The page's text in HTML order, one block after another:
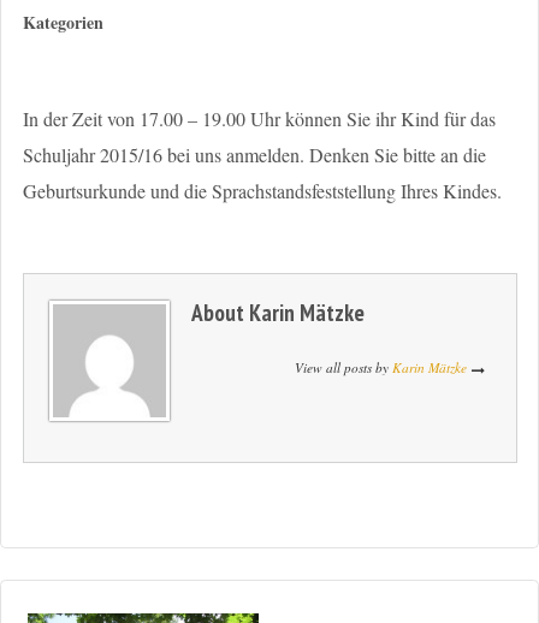
Kategorien
In der Zeit von 17.00 – 19.00 Uhr können Sie ihr Kind für das
Schuljahr 2015/16 bei uns anmelden. Denken Sie bitte an die
Geburtsurkunde und die Sprachstandsfeststellung Ihres Kindes.
About Karin Mätzke
View all posts by Karin Mätzke